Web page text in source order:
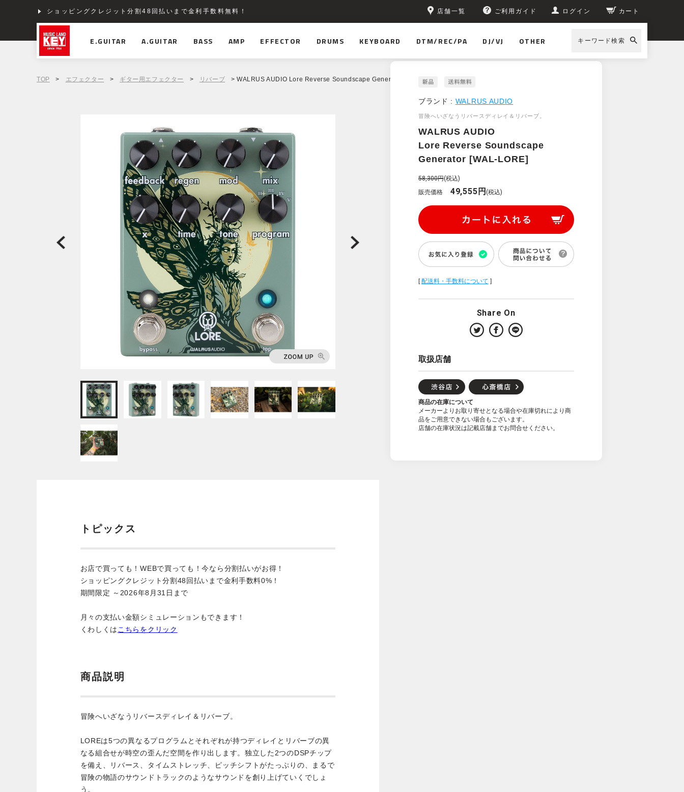
ショッピングクレジット分割48回払いまで金利手数料無料！ 店舗一覧 ご利用ガイド ログイン カート
E.GUITAR A.GUITAR BASS AMP EFFECTOR DRUMS KEYBOARD DTM/REC/PA DJ/VJ OTHER キーワード検索
TOP > エフェクター > ギター用エフェクター > リバーブ > WALRUS AUDIO Lore Reverse Soundscape Generator [WAL-LORE]
ブランド : WALRUS AUDIO
冒険へいざなうリバースディレイ＆リバーブ。
WALRUS AUDIO
Lore Reverse Soundscape
Generator [WAL-LORE]
58,300円(税込)
販売価格
49,555円(税込)
[配送料・手数料について ]
Share On
取扱店舗
商品の在庫について
メーカーよりお取り寄せとなる場合や在庫切れにより商
品をご用意できない場合もございます。
店舗の在庫状況は記載店舗までお問合せください。
トピックス
お店で買っても！WEBで買っても！今なら分割払いがお得！
ショッピングクレジット分割48回払いまで金利手数料0%！
期間限定 ～2026年8月31日まで
月々の支払い金額シミュレーションもできます！
くわしくは こちらをクリック
商品説明
冒険へいざなうリバースディレイ＆リバーブ。
LOREは5つの異なるプログラムとそれぞれが持つディレイとリバーブの異
なる組合せが時空の歪んだ空間を作り出します。独立した2つのDSPチップ
を備え、リバース、タイムストレッチ、ピッチシフトがたっぷりの、まるで
冒険の物語のサウンドトラックのようなサウンドを創り上げていくでしょ
う。